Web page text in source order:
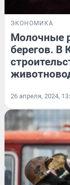
ЭКОНОМИКА
Молочные
берегов. В
26 апреля, 2024,